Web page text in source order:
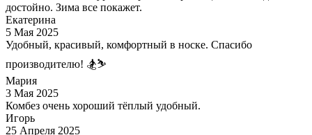
достойно. Зима все покажет.
Екатерина
5 Мая 2025
Удобный, красивый, комфортный в носке. Спасибо
производителю! 🏂⛷
Мария
3 Мая 2025
Комбез очень хороший тёплый удобный.
Игорь
25 Апреля 2025